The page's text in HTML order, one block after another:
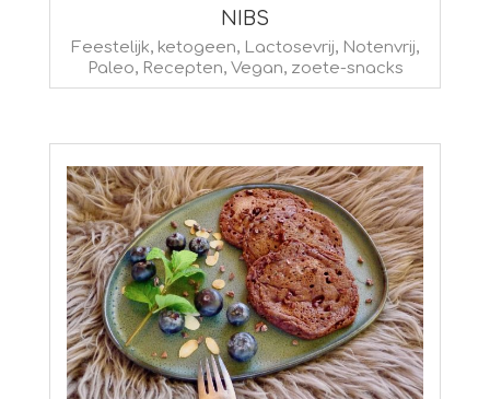
NIBS
2023-
03-
Feestelijk, ketogeen, Lactosevrij, Notenvrij,
Paleo, Recepten, Vegan, zoete-snacks